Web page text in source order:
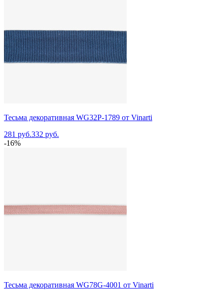
Тесьма декоративная WG32P-1789 от Vinarti
281 руб.332 руб.
-16%
Тесьма декоративная WG78G-4001 от Vinarti